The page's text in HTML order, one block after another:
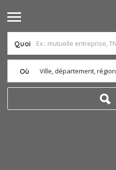
Quoi
Où Ville, département, région